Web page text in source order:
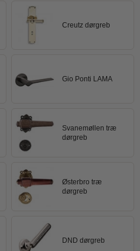
Creutz dørgreb
Gio Ponti LAMA
Svanemøllen træ
dørgreb
Østerbro træ
dørgreb
DND dørgreb